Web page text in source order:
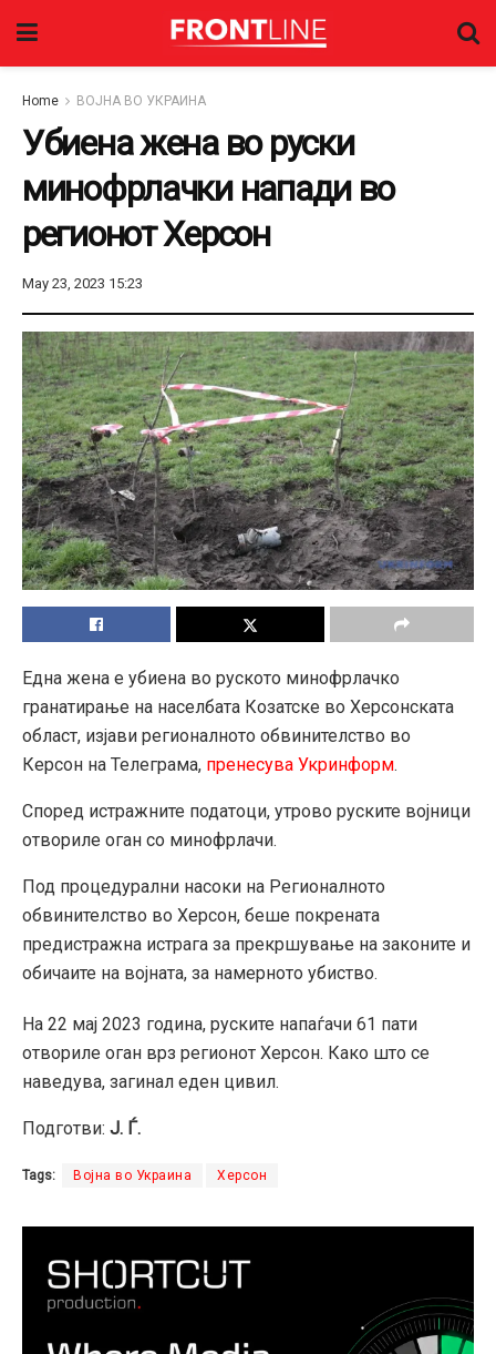
Home ВОЈНА ВО УКРАИНА
Убиена жена во руски
минофрлачки напади во
регионот Херсон
May 23, 2023 15:23
Една жена е убиена во руското минофрлачко
гранатирање на населбата Козатске во Херсонската
област, изјави регионалното обвинителство во
Керсон на Телеграма, пренесува Укринформ.
Според истражните податоци, утрово руските војници
отвориле оган со минофрлачи.
Под процедурални насоки на Регионалното
обвинителство во Херсон, беше покрената
предистражна истрага за прекршување на законите и
обичаите на војната, за намерното убиство.
На 22 мај 2023 година, руските напаѓачи 61 пати
отвориле оган врз регионот Херсон. Како што се
наведува, загинал еден цивил.
Подготви: Ј. Ѓ.
Tags: Војна во Украина Херсон